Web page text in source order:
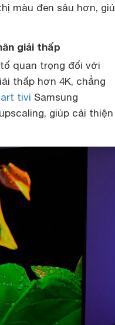
màu đen sâu hơn,
giải thấp
quan trọng đối với
thấp hơn 4K, chẳng
tivi Samsung
giúp cải thiện